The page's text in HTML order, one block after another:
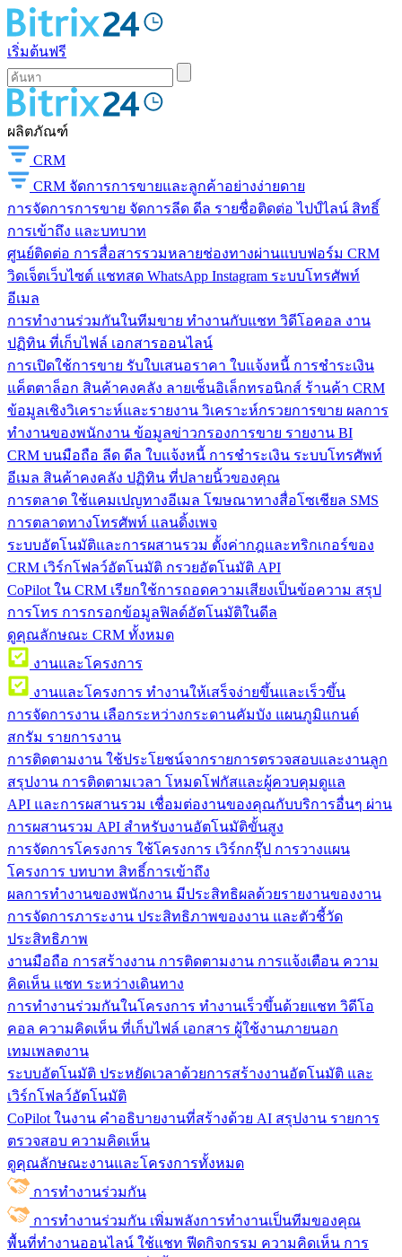
เริ่มต้นฟรี
ผลิตภัณฑ์
CRM
CRM จัดการการขายและลูกค้าอย่างง่ายดาย
การจัดการการขาย จัดการลีด ดีล รายชื่อติดต่อ ไปป์ไลน์ สิทธิ์
การเข้าถึง และบทบาท
ศูนย์ติดต่อ การสื่อสารรวมหลายช่องทางผ่านแบบฟอร์ม CRM
วิดเจ็ตเว็บไซต์ แชทสด WhatsApp Instagram ระบบโทรศัพท์
อีเมล
การทำงานร่วมกันในทีมขาย ทำงานกับแชท วิดีโอคอล งาน
ปฏิทิน ที่เก็บไฟล์ เอกสารออนไลน์
การเปิดใช้การขาย รับใบเสนอราคา ใบแจ้งหนี้ การชำระเงิน
แค็ตตาล็อก สินค้าคงคลัง ลายเซ็นอิเล็กทรอนิกส์ ร้านค้า CRM
ข้อมูลเชิงวิเคราะห์และรายงาน วิเคราะห์กรวยการขาย ผลการ
ทำงานของพนักงาน ข้อมูลข่าวกรองการขาย รายงาน BI
CRM บนมือถือ ลีด ดีล ใบแจ้งหนี้ การชำระเงิน ระบบโทรศัพท์
อีเมล สินค้าคงคลัง ปฏิทิน ที่ปลายนิ้วของคุณ
การตลาด ใช้แคมเปญทางอีเมล โฆษณาทางสื่อโซเชียล SMS
การตลาดทางโทรศัพท์ แลนดิ้งเพจ
ระบบอัตโนมัติและการผสานรวม ตั้งค่ากฎและทริกเกอร์ของ
CRM เวิร์กโฟลว์อัตโนมัติ กรวยอัตโนมัติ API
CoPilot ใน CRM เรียกใช้การถอดความเสียงเป็นข้อความ สรุป
การโทร การกรอกข้อมูลฟิลด์อัตโนมัติในดีล
ดูคุณลักษณะ CRM ทั้งหมด
งานและโครงการ
งานและโครงการ ทำงานให้เสร็จง่ายขึ้นและเร็วขึ้น
การจัดการงาน เลือกระหว่างกระดานคัมบัง แผนภูมิแกนต์
สกรัม รายการงาน
การติดตามงาน ใช้ประโยชน์จากรายการตรวจสอบและงานลูก
สรุปงาน การติดตามเวลา โหมดโฟกัสและผู้ควบคุมดูแล
API และการผสานรวม เชื่อมต่องานของคุณกับบริการอื่นๆ ผ่าน
การผสานรวม API สำหรับงานอัตโนมัติขั้นสูง
การจัดการโครงการ ใช้โครงการ เวิร์กกรุ๊ป การวางแผน
โครงการ บทบาท สิทธิ์การเข้าถึง
ผลการทำงานของพนักงาน มีประสิทธิผลด้วยรายงานของงาน
การจัดการภาระงาน ประสิทธิภาพของงาน และตัวชี้วัด
ประสิทธิภาพ
งานมือถือ การสร้างงาน การติดตามงาน การแจ้งเตือน ความ
คิดเห็น แชท ระหว่างเดินทาง
การทำงานร่วมกันในโครงการ ทํางานเร็วขึ้นด้วยแชท วิดีโอ
คอล ความคิดเห็น ที่เก็บไฟล์ เอกสาร ผู้ใช้งานภายนอก
เทมเพลตงาน
ระบบอัตโนมัติ ประหยัดเวลาด้วยการสร้างงานอัตโนมัติ และ
เวิร์กโฟลว์อัตโนมัติ
CoPilot ในงาน คำอธิบายงานที่สร้างด้วย AI สรุปงาน รายการ
ตรวจสอบ ความคิดเห็น
ดูคุณลักษณะงานและโครงการทั้งหมด
การทำงานร่วมกัน
การทำงานร่วมกัน เพิ่มพลังการทำงานเป็นทีมของคุณ
พื้นที่ทำงานออนไลน์ ใช้แชท ฟีดกิจกรรม ความคิดเห็น การ